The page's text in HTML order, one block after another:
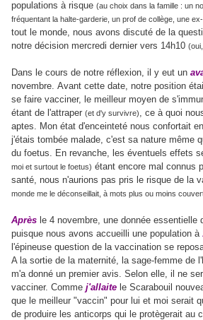
populations à risque (au choix dans la famille : un
fréquentant la halte-garderie, un prof de collège, une
tout le monde, nous avons discuté de la
notre décision mercredi dernier vers 14h10
Dans le cours de notre réflexion, il y eut un
novembre. Avant cette date, notre position
se faire vacciner, le meilleur moyen de
étant de l'attraper (et d'y survivre), ce à quoi
aptes. Mon état d'enceinteté nous confortait
j'étais tombée malade, c'est sa nature même
du foetus. En revanche, les éventuels effets
moi et surtout le foetus) étant encore mal connus
santé, nous n'aurions pas pris le risque de la
monde me le déconseillait, à mots plus ou moins
Après le 4 novembre, une donnée essentielle
puisque nous avons accueilli une population à
l'épineuse question de la vaccination se
A la sortie de la maternité, la sage-femme de
m'a donné un premier avis. Selon elle, il ne
vacciner. Comme j'allaite le Scarabouil
que le meilleur "vaccin" pour lui et moi serait
de produire les anticorps qui le protègerait au